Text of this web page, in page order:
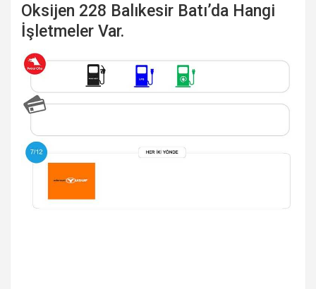
Oksijen 228 Balıkesir Batı’da Hangi
İşletmeler Var.